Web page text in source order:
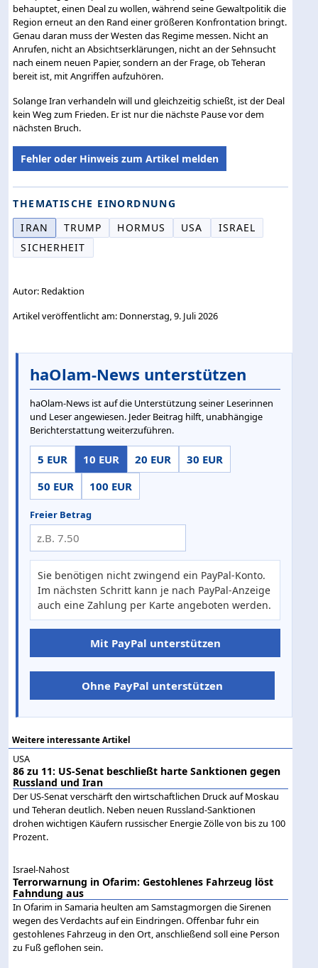
behauptet, einen Deal zu wollen, während seine Gewaltpolitik die
Region erneut an den Rand einer größeren Konfrontation bringt.
Genau daran muss der Westen das Regime messen. Nicht an
Anrufen, nicht an Absichtserklärungen, nicht an der Sehnsucht
nach einem neuen Papier, sondern an der Frage, ob Teheran
bereit ist, mit Angriffen aufzuhören.
Solange Iran verhandeln will und gleichzeitig schießt, ist der Deal
kein Weg zum Frieden. Er ist nur die nächste Pause vor dem
nächsten Bruch.
Fehler oder Hinweis zum Artikel melden
THEMATISCHE EINORDNUNG
IRAN
TRUMP HORMUS USA
ISRAEL
SICHERHEIT
Autor: Redaktion
Artikel veröffentlicht am: Donnerstag, 9. Juli 2026
haOlam-News unterstützen
haOlam-News ist auf die Unterstützung seiner Leserinnen
und Leser angewiesen. Jeder Beitrag hilft, unabhängige
Berichterstattung weiterzuführen.
5 EUR 10 EUR 20 EUR
30 EUR
50 EUR
100 EUR
Freier Betrag
Sie benötigen nicht zwingend ein PayPal-Konto.
Im nächsten Schritt kann je nach PayPal-Anzeige
auch eine Zahlung per Karte angeboten werden.
Mit PayPal unterstützen
Ohne PayPal unterstützen
Weitere interessante Artikel
USA
86 zu 11: US-Senat beschließt harte Sanktionen gegen
Russland und Iran
Der US-Senat verschärft den wirtschaftlichen Druck auf Moskau
und Teheran deutlich. Neben neuen Russland-Sanktionen
drohen wichtigen Käufern russischer Energie Zölle von bis zu 100
Prozent.
Israel-Nahost
Terrorwarnung in Ofarim: Gestohlenes Fahrzeug löst
Fahndung aus
In Ofarim in Samaria heulten am Samstagmorgen die Sirenen
wegen des Verdachts auf ein Eindringen. Offenbar fuhr ein
gestohlenes Fahrzeug in den Ort, anschließend soll eine Person
zu Fuß geflohen sein.